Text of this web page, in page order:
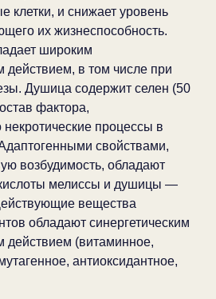
клетки, и снижает уровень
их жизнеспособность.
широким
действием, в том числе при
Душица содержит селен (50
фактора,
процессы в
свойствами,
возбудимость, обладают
мелиссы и душицы —
вещества
обладают синергетическим
действием (витаминное,
антиоксидантное,